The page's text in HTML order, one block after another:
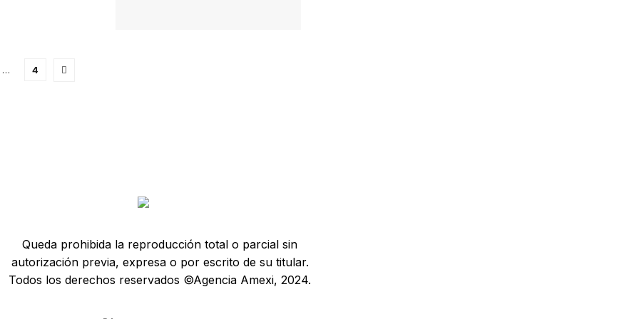
… 4
Queda prohibida la reproducción total o parcial sin
autorización previa, expresa o por escrito de su titular.
Todos los derechos reservados ©Agencia Amexi, 2024.